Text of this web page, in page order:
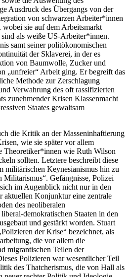
Ausdruck des Übergangs von der
von schwarzen Arbeiter*innen
sie auf dem Arbeitsmarkt
als weiße US-Arbeiter*innen.
samt seiner politökonomischen
der Sklaverei, in der es
von Baumwolle, Zucker und
„unfreier“ Arbeit ging. Er begreift das
Methode zur Zerschlagung
Verwahrung des oft rassifizierten
zunehmender Krisen Klassenmacht
Staates gewaltsam
die Kritik an der Masseninhaftierung
wie sie später vor allem
Theoretiker*innen wie Ruth Wilson
sollten. Letztere beschreibt diese
militärischen Keynesianismus hin zu
Militarismus“. Gefängnisse, Polizei
im Augenblick nicht nur in den
aktuellen Konjunktur eine zentrale
des neoliberalen
demokratischen Staaten in den
und gestärkt worden. Stuart
der Krise“ bezeichnet, als
die vor allem die
migrantischen Teilen der
Polizieren war wesentlicher Teil
des Thatcherismus, die von Hall als